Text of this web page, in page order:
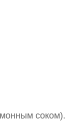
соком).